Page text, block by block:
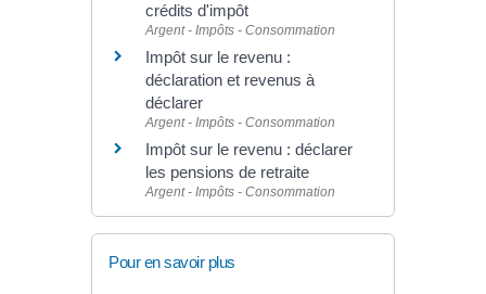
crédits d'impôt
Argent - Impôts - Consommation
Impôt sur le revenu :
déclaration et revenus à
déclarer
Argent - Impôts - Consommation
Impôt sur le revenu : déclarer
les pensions de retraite
Argent - Impôts - Consommation
Pour en savoir plus